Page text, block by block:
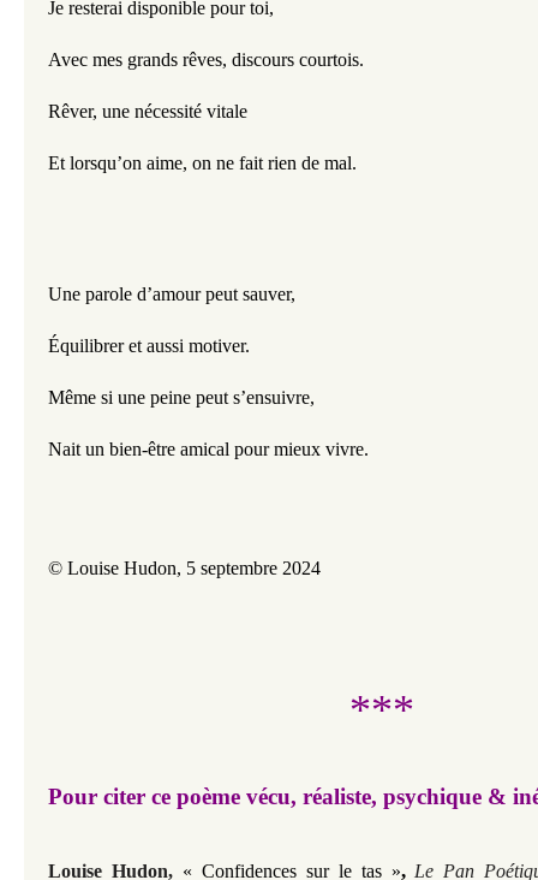
Je resterai disponible pour toi,
Avec mes grands rêves, discours courtois.
Rêver, une nécessité vitale
Et lorsqu’on aime, on ne fait rien de mal.
Une parole d’amour peut sauver,
Équilibrer et aussi motiver.
Même si une peine peut s’ensuivre,
Nait un bien-être amical pour mieux vivre.
© Louise Hudon, 5 septembre 2024
***
Pour citer ce poème vécu, réaliste, psychique &
Louise Hudon, « Confidences sur le tas », Le Pan